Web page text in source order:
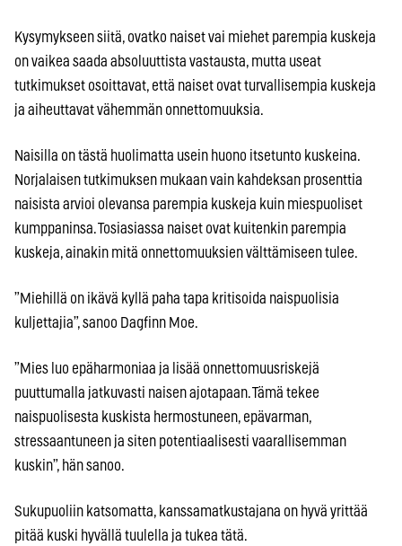
Kysymykseen siitä, ovatko naiset vai miehet parempia kuskeja
on vaikea saada absoluuttista vastausta, mutta useat
tutkimukset osoittavat, että naiset ovat turvallisempia kuskeja
ja aiheuttavat vähemmän onnettomuuksia.
Naisilla on tästä huolimatta usein huono itsetunto kuskeina.
Norjalaisen tutkimuksen mukaan vain kahdeksan prosenttia
naisista arvioi olevansa parempia kuskeja kuin miespuoliset
kumppaninsa. Tosiasiassa naiset ovat kuitenkin parempia
kuskeja, ainakin mitä onnettomuuksien välttämiseen tulee.
”Miehillä on ikävä kyllä paha tapa kritisoida naispuolisia
kuljettajia”, sanoo Dagfinn Moe.
”Mies luo epäharmoniaa ja lisää onnettomuusriskejä
puuttumalla jatkuvasti naisen ajotapaan. Tämä tekee
naispuolisesta kuskista hermostuneen, epävarman,
stressaantuneen ja siten potentiaalisesti vaarallisemman
kuskin”, hän sanoo.
Sukupuoliin katsomatta, kanssamatkustajana on hyvä yrittää
pitää kuski hyvällä tuulella ja tukea tätä.